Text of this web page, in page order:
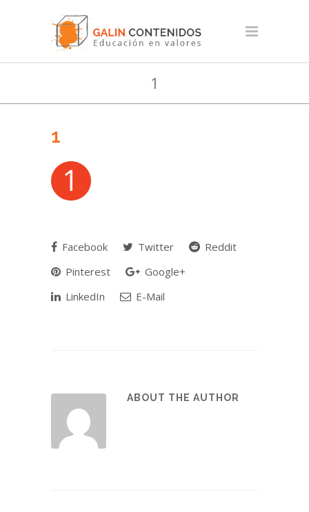
1
1
Facebook Twitter
Reddit
Pinterest
Google+
LinkedIn
E-Mail
ABOUT THE AUTHOR